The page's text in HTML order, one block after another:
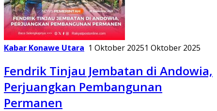
Kabar Konawe Utara 1 Oktober 20251 Oktober 2025
Fendrik Tinjau Jembatan di Andowia,
Perjuangkan Pembangunan
Permanen